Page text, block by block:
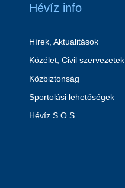
Hévíz info
Hírek, Aktualitások
Közélet, Civil szervezetek
Közbiztonság
Sportolási lehetőségek
Hévíz S.O.S.